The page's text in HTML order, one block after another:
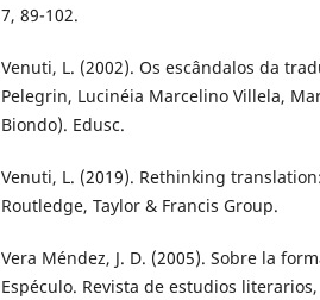
7, 89-102.
Venuti, L. (2002). Os escândalos da
Pelegrin, Lucinéia Marcelino Villela,
Biondo). Edusc.
Venuti, L. (2019). Rethinking
Routledge, Taylor & Francis Group.
Vera Méndez, J. D. (2005). Sobre la
Espéculo. Revista de estudios literarios,